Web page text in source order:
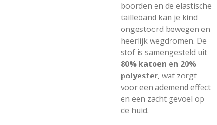
boorden en de elastische
tailleband kan je kind
ongestoord bewegen en
heerlijk wegdromen. De
stof is samengesteld uit
80% katoen en 20%
polyester, wat zorgt
voor een ademend effect
en een zacht gevoel op
de huid.